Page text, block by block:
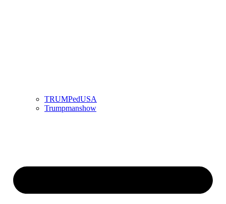
TRUMPedUSA
Trumpmanshow